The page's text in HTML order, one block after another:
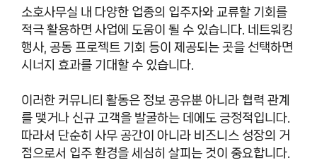
소호사무실 내 다양한 업종의 입주자와 교류할 기회를
적극 활용하면 사업에 도움이 될 수 있습니다. 네트워킹
행사, 공동 프로젝트 기회 등이 제공되는 곳을 선택하면
시너지 효과를 기대할 수 있습니다.
이러한 커뮤니티 활동은 정보 공유뿐 아니라 협력 관계
를 맺거나 신규 고객을 발굴하는 데에도 긍정적입니다.
따라서 단순히 사무 공간이 아니라 비즈니스 성장의 거
점으로서 입주 환경을 세심히 살피는 것이 중요합니다.